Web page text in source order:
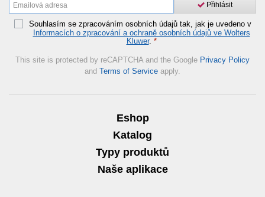
Přihlásit
Souhlasím se zpracováním osobních údajů tak, jak je uvedeno v
Informacích o zpracování a ochraně osobních údajů ve Wolters
Kluwer. *
This site is protected by reCAPTCHA and the Google Privacy Policy
and Terms of Service apply.
Eshop
Katalog
Typy produktů
Naše aplikace